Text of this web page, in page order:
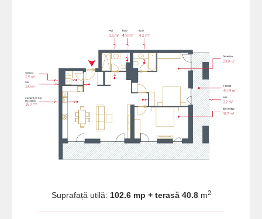
Suprafață utilă: 102.6 mp + terasă 40.8m2